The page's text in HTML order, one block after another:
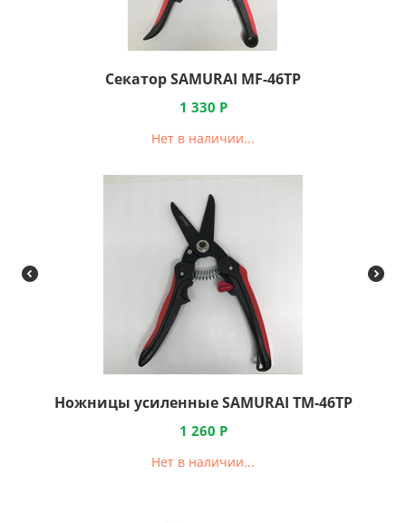
Секатор SAMURAI MF-46TP
1 330 Р
Нет в наличии...
Ножницы усиленные SAMURAI ТМ-46TP
1 260 Р
Нет в наличии...